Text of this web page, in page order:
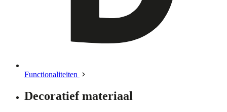
Functionaliteiten
Decoratief materiaal